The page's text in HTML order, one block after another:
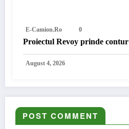
E-Camion.ro 0
Proiectul Revoy prinde contur
August 4, 2026
POST COMMENT